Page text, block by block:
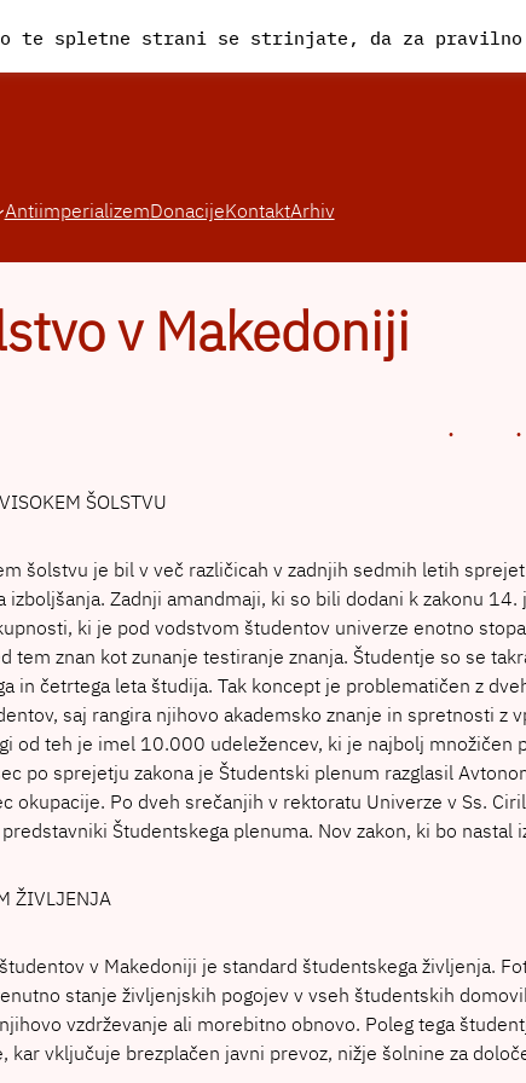
AntiimperializemDonacijeKontaktArhiv
v Makedoniji
ŠOLSTVU
šolstvu je bil v več različicah v zadnjih sedmih letih
izboljšanja. Zadnji amandmaji, ki so bili dodani k zakonu
ki je pod vodstvom študentov univerze enotno
tem znan kot zunanje testiranje znanja. Študentje so se
in četrtega leta študija. Tak koncept je problematičen z
saj rangira njihovo akademsko znanje in spretnosti
od teh je imel 10.000 udeležencev, ki je najbolj
po sprejetju zakona je Študentski plenum razglasil
okupacije. Po dveh srečanjih v rektoratu Univerze v Ss.
Študentskega plenuma. Nov zakon, ki bo
ŽIVLJENJA
v Makedoniji je standard študentskega življenja.
stanje življenjskih pogojev v vseh študentskih
vzdrževanje ali morebitno obnovo. Poleg tega
kar vključuje brezplačen javni prevoz, nižje šolnine za
te spletne strani se strinjate, da za pravilno